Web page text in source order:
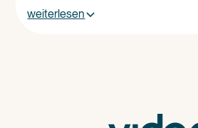
weiterlesen